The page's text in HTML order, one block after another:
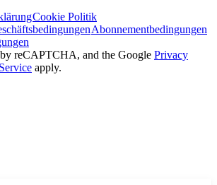
Cookie Politik
Abonnementbedingungen
reCAPTCHA, and the Google Privacy
apply.